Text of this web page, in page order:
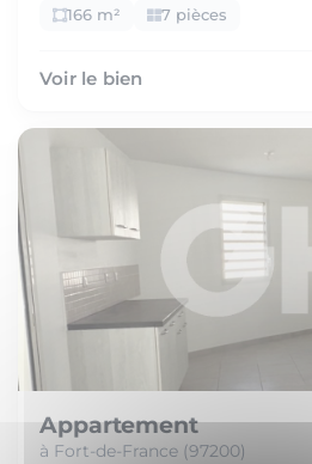
166 m² 7 pièces
Voir le bien
Appartement
à Fort-de-France (97200)